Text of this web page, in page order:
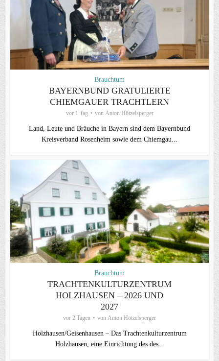
Brauchtum
BAYERNBUND GRATULIERTE
CHIEMGAUER TRACHTLERN
vor 1 Tag von Anton Hötzelsperger
Land, Leute und Bräuche in Bayern sind dem Bayernbund
Kreisverband Rosenheim sowie dem Chiemgau...
Brauchtum
TRACHTENKULTURZENTRUM
HOLZHAUSEN – 2026 UND
2027
vor 2 Tagen von Anton Hötzelsperger
Holzhausen/Geisenhausen – Das Trachtenkulturzentrum
Holzhausen, eine Einrichtung des des...